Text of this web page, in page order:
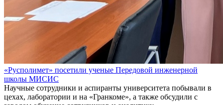
«Русполимет» посетили ученые Передовой инженерной
школы МИСИС
Научные сотрудники и аспиранты университета побывали в
цехах, лаборатории и на «Гранкоме», а также обсудили с